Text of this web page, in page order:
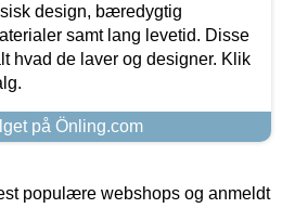
design, bæredygtig
samt lang levetid. Disse
hvad de laver og designer. Klik
på Önling.com
populære webshops og anmeldt